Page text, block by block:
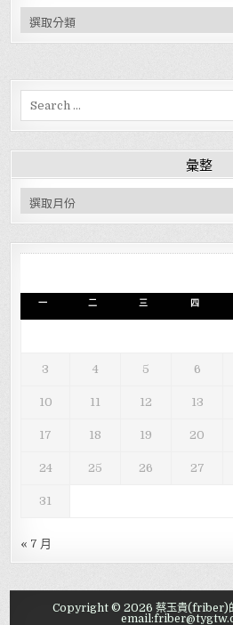
分類
彙整
彙整
一 二 三 四
3 4 5 6
10 11 12 13
17 18 19 20
24 25 26 27
31
« 7 月
Copyright © 2026 蔡玉貴(friber)的